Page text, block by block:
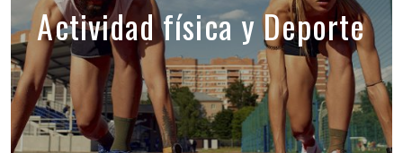
Actividad física y Deporte